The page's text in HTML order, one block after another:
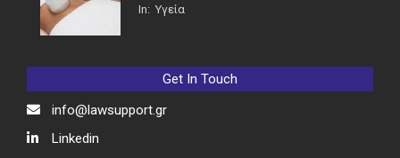
In: Υγεία
Get In Touch
info@lawsupport.gr
Linkedin